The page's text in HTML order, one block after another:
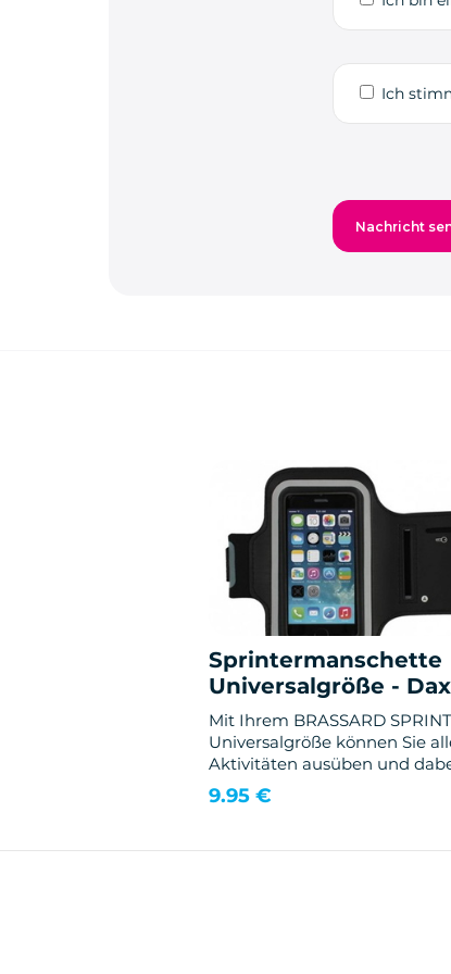
Ich
Sprintermanschette
Universalgröße - Dax
Mit Ihrem BRASSARD
Universalgröße können Sie
Aktivitäten ausüben und
Verbindung bleiben!
9.95 €